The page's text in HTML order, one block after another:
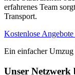
erfahrenes Team
Transport.
Kostenlose
Ein einfacher Umzug
Unser Netzwerk